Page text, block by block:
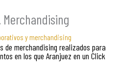
Merchandising
y merchandising
de merchandising realizados para
en los que Aranjuez en un Click